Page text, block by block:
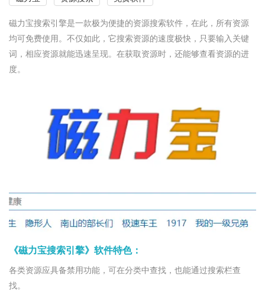
磁力宝搜索引擎是一款极为便捷的资源搜索软件，在此，所有资源
均可免费使用。不仅如此，它搜索资源的速度极快，只要输入关键
词，相应资源就能迅速呈现。在获取资源时，还能够查看资源的进
度。
《磁力宝搜索引擎》软件特色：
各类资源应具备禁用功能，可在分类中查找，也能通过搜索栏查
找。